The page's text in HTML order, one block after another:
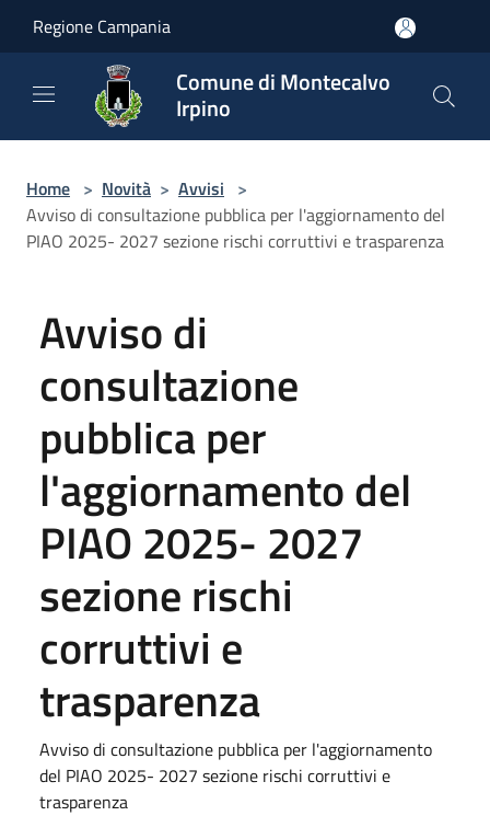
Regione Campania
Comune di Montecalvo
Irpino
Home > Novità > Avvisi >
Avviso di consultazione pubblica per l'aggiornamento del
PIAO 2025- 2027 sezione rischi corruttivi e trasparenza
Avviso di
consultazione
pubblica per
l'aggiornamento del
PIAO 2025- 2027
sezione rischi
corruttivi e
trasparenza
Avviso di consultazione pubblica per l'aggiornamento
del PIAO 2025- 2027 sezione rischi corruttivi e
trasparenza